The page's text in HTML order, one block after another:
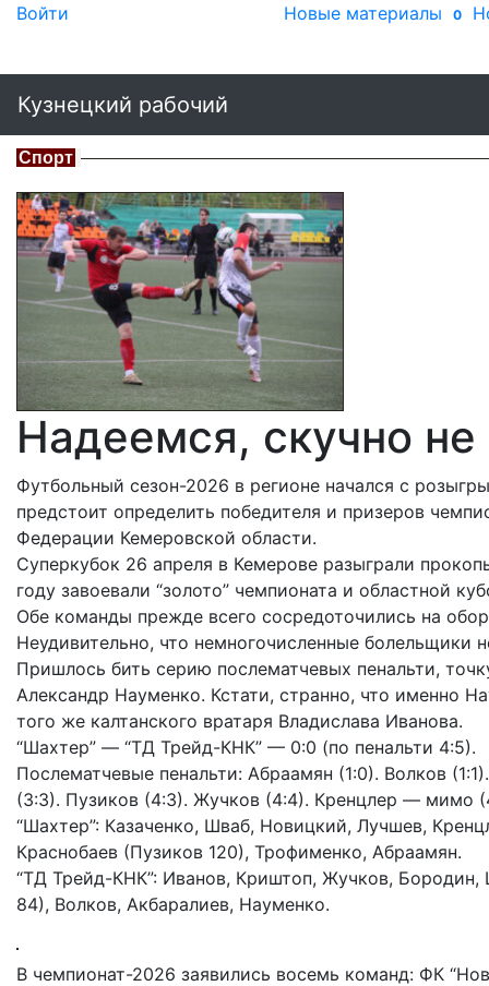
Войти Новые материалы 0
Кузнецкий рабочий
Спорт
Надеемся, скучно не
Футбольный сезон-2026 в регионе начался с
предстоит определить победителя и призеров
Федерации Кемеровской области.
Суперкубок 26 апреля в Кемерове разыграли
году завоевали “золото” чемпионата и областной
Обе команды прежде всего сосредоточились на
Неудивительно, что немногочисленные болельщики
Пришлось бить серию послематчевых пенальти,
Александр Науменко. Кстати, странно, что именно
того же калтанского вратаря Владислава Иванова.
“Шахтер” — “ТД Трейд-КНК” — 0:0 (по пенальти 4:5).
Послематчевые пенальти: Абраамян (1:0). Волков
(3:3). Пузиков (4:3). Жучков (4:4). Кренцлер — мимо
“Шахтер”: Казаченко, Шваб, Новицкий, Лучшев,
Краснобаев (Пузиков 120), Трофименко, Абраамян.
“ТД Трейд-КНК”: Иванов, Криштоп, Жучков,
84), Волков, Акбаралиев, Науменко.
В чемпионат-2026 заявились восемь команд: ФК